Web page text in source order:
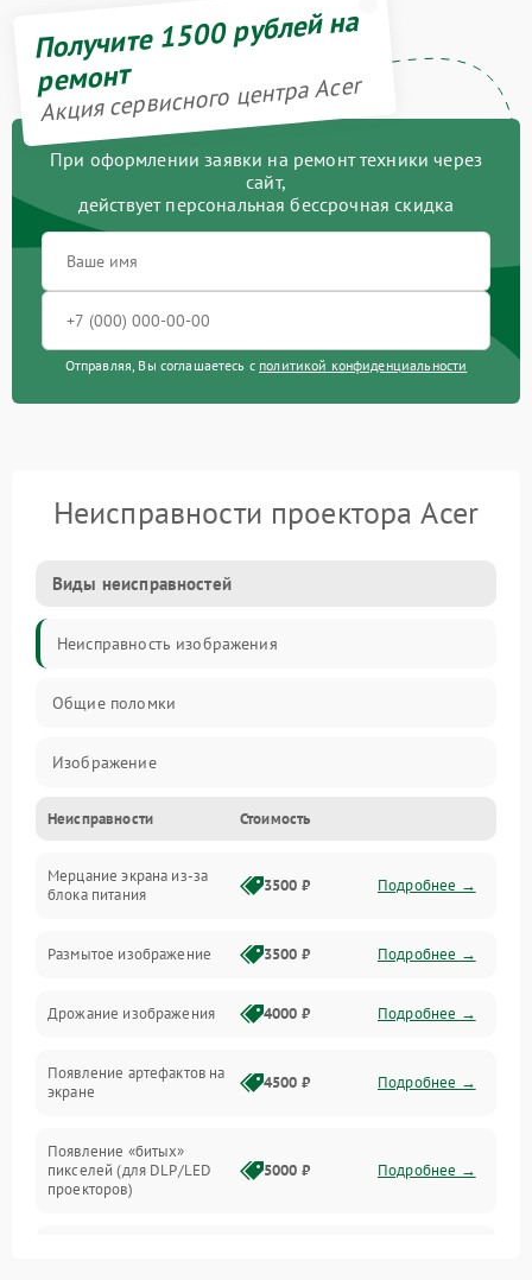
Получите 1500 рублей на
ремонт
Акция сервисного центра Acer
При оформлении заявки на ремонт техники через
сайт,
действует персональная бессрочная скидка
Отправляя, Вы соглашаетесь с политикой конфиденциальности
Неисправности проектора Acer
Виды неисправностей
Неисправность изображения
Общие поломки
Изображение
Лампа подсветки
Неисправность управления и интерфейсов
Неисправности Стоимость
Мерцание экрана из-за
блока питания
3500 ₽ Подробнее →
Размытое изображение 3500 ₽ Подробнее →
Дрожание изображения 4000 ₽ Подробнее →
Появление артефактов на
экране
4500 ₽ Подробнее →
Появление «битых»
пикселей (для DLP/LED
проекторов)
5000 ₽ Подробнее →